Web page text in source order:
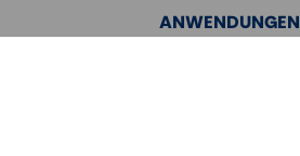
ANWENDUNGEN